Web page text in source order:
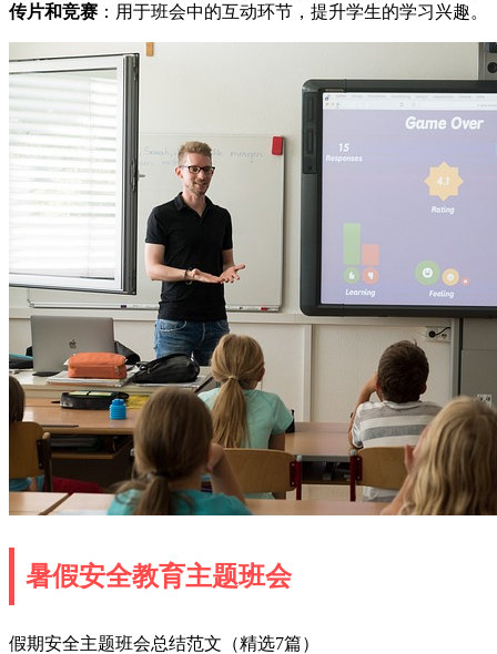
传片和竞赛 ：用于班会中的互动环节，提升学生的学习兴趣。
暑假安全教育主题班会
假期安全主题班会总结范文（精选7篇）